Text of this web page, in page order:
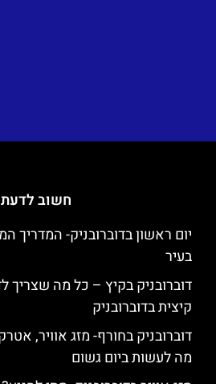
חשוב לדעת
יום ראשון בדוברובניק- המדריך
בעיר
דוברובניק בקיץ – כל מה שצריך
קיצית בדוברובניק
דוברובניק בחורף- מזג אוויר,
מה לעשות ביום גשום